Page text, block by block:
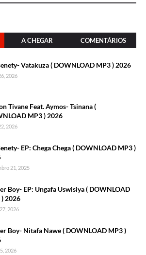
A CHEGAR COMENTÁRIOS
Vatakuza ( DOWNLOAD MP3 ) 2026
2026
Tivane Feat. Aymos- Tsinana (
MP3 ) 2026
2026
EP: Chega Chega ( DOWNLOAD MP3 )
21, 2025
Boy- EP: Ungafa Uswisiya ( DOWNLOAD
2026
2026
Boy- Nitafa Nawe ( DOWNLOAD MP3 )
2026